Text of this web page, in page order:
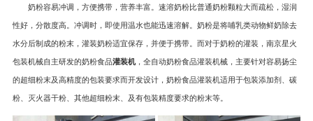
奶粉容易冲调，方便携带，营养丰富。速溶奶粉比普通奶粉颗粒大而疏松，湿润
性好，分散度高。冲调时，即使用温水也能迅速溶解。奶粉是将哺乳类动物鲜奶除去
水分后制成的粉末，灌装奶粉适宜保存，并便于携带。而对于奶粉的灌装，南京星火
包装机械自主研发的奶粉食品灌装机，全自动奶粉食品灌装机械，主要针对容易扬尘
的超细粉末及高精度的包装要求而开发设计，奶粉食品灌装机适用于包装添加剂、碳
粉、灭火器干粉、其他超细粉末、及有包装精度要求的粉末等。